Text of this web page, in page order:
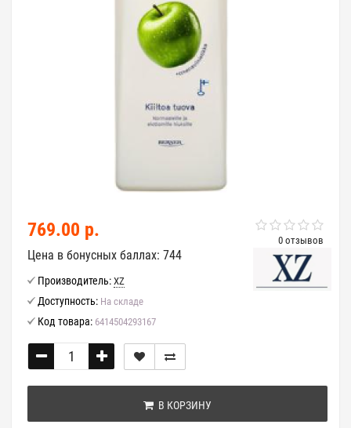
0 отзывов
769.00 р.
Цена в бонусных баллах: 744
Производитель: XZ
Доступность: На складе
Код товара: 6414504293167
В КОРЗИНУ